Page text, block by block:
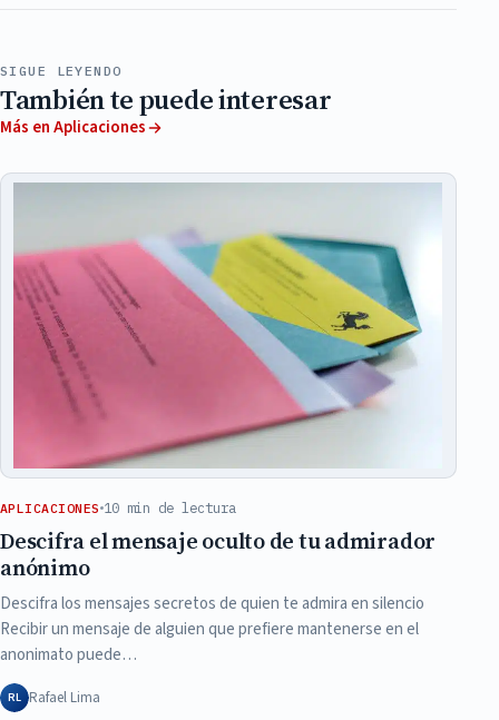
SIGUE LEYENDO
También te puede interesar
Más en Aplicaciones
APLICACIONES 10 min de lectura
Descifra el mensaje oculto de tu admirador
anónimo
Descifra los mensajes secretos de quien te admira en silencio
Recibir un mensaje de alguien que prefiere mantenerse en el
anonimato puede…
RL Rafael Lima